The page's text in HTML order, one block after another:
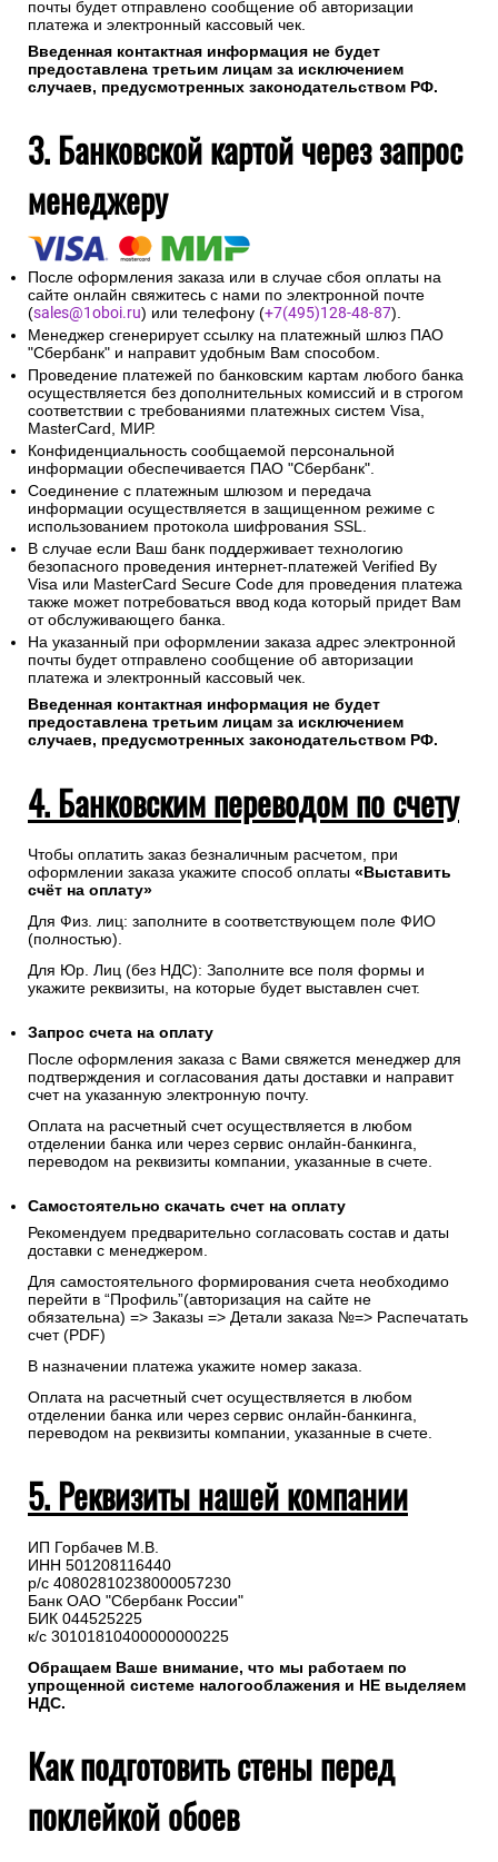
почты будет отправлено сообщение об авторизации
платежа и электронный кассовый чек.
Введенная контактная информация не будет
предоставлена третьим лицам за исключением
случаев, предусмотренных законодательством РФ.
3. Банковской картой через запрос
менеджеру
После оформления заказа или в случае сбоя оплаты на
сайте онлайн свяжитесь с нами по электронной почте
(sales@1oboi.ru) или телефону (+7(495)128-48-87).
Менеджер сгенерирует ссылку на платежный шлюз ПАО
"Сбербанк" и направит удобным Вам способом.
Проведение платежей по банковским картам любого банка
осуществляется без дополнительных комиссий и в строгом
соответствии с требованиями платежных систем Visa,
MasterCard, МИР.
Конфиденциальность сообщаемой персональной
информации обеспечивается ПАО "Сбербанк".
Соединение с платежным шлюзом и передача
информации осуществляется в защищенном режиме с
использованием протокола шифрования SSL.
В случае если Ваш банк поддерживает технологию
безопасного проведения интернет-платежей Verified By
Visa или MasterCard Secure Code для проведения платежа
также может потребоваться ввод кода который придет Вам
от обслуживающего банка.
На указанный при оформлении заказа адрес электронной
почты будет отправлено сообщение об авторизации
платежа и электронный кассовый чек.
Введенная контактная информация не будет
предоставлена третьим лицам за исключением
случаев, предусмотренных законодательством РФ.
4. Банковским переводом по счету
Чтобы оплатить заказ безналичным расчетом, при
оформлении заказа укажите способ оплаты «Выставить
счёт на оплату»
Для Физ. лиц: заполните в соответствующем поле ФИО
(полностью).
Для Юр. Лиц (без НДС): Заполните все поля формы и
укажите реквизиты, на которые будет выставлен счет.
Запрос счета на оплату
После оформления заказа с Вами свяжется менеджер для
подтверждения и согласования даты доставки и направит
счет на указанную электронную почту.
Оплата на расчетный счет осуществляется в любом
отделении банка или через сервис онлайн-банкинга,
переводом на реквизиты компании, указанные в счете.
Самостоятельно скачать счет на оплату
Рекомендуем предварительно согласовать состав и даты
доставки с менеджером.
Для самостоятельного формирования счета необходимо
перейти в “Профиль”(авторизация на сайте не
обязательна) => Заказы => Детали заказа №=> Распечатать
счет (PDF)
В назначении платежа укажите номер заказа.
Оплата на расчетный счет осуществляется в любом
отделении банка или через сервис онлайн-банкинга,
переводом на реквизиты компании, указанные в счете.
5. Реквизиты нашей компании
ИП Горбачев М.В.
ИНН 501208116440
р/с 40802810238000057230
Банк ОАО "Сбербанк России"
БИК 044525225
к/с 30101810400000000225
Обращаем Ваше внимание, что мы работаем по
упрощенной системе налогооблажения и НЕ выделяем
НДС.
Как подготовить стены перед
поклейкой обоев